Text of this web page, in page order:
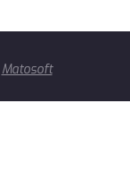
Matosoft